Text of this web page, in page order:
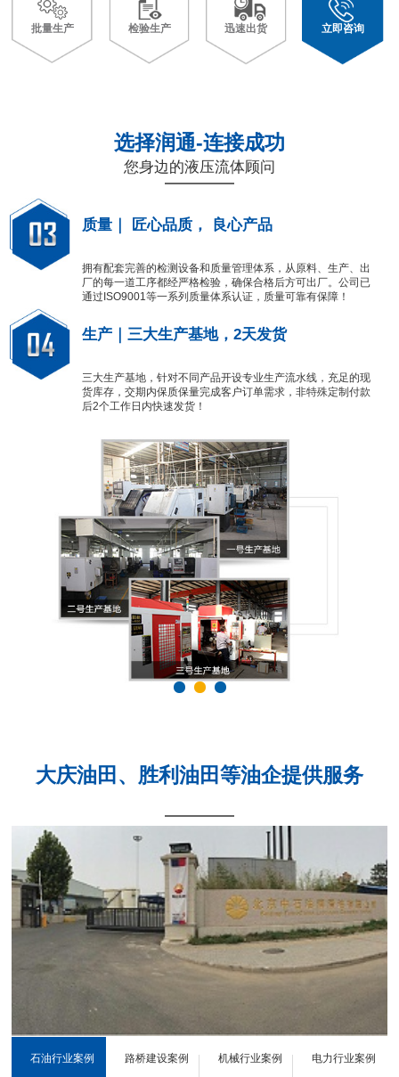
批量生产 检验生产 迅速出货 立即咨询
选择润通-连接成功
您身边的液压流体顾问
质量｜ 匠心品质， 良心产品
拥有配套完善的检测设备和质量管理体系，从原料、生产、出
厂的每一道工序都经严格检验，确保合格后方可出厂。公司已
通过ISO9001等一系列质量体系认证，质量可靠有保障！
生产｜三大生产基地，2天发货
三大生产基地，针对不同产品开设专业生产流水线，充足的现
货库存，交期内保质保量完成客户订单需求，非特殊定制付款
后2个工作日内快速发货！
大庆油田、胜利油田等油企提供服务
石油行业案例 路桥建设案例 机械行业案例 电力行业案例